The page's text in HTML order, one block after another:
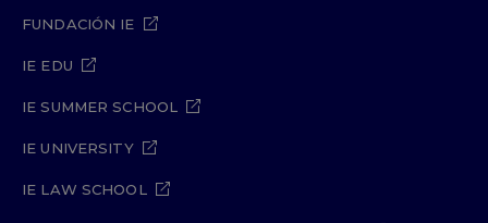
FUNDACIÓN IE
IE EDU
IE SUMMER SCHOOL
IE UNIVERSITY
IE LAW SCHOOL